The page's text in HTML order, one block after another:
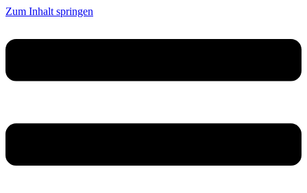
Zum Inhalt springen